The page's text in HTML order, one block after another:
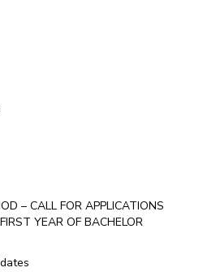
– CALL FOR APPLICATIONS
YEAR OF BACHELOR